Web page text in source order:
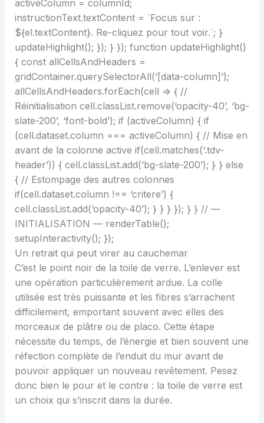
activeColumn = columnId;
instructionText.textContent = `Focus sur :
${el.textContent}. Re-cliquez pour tout voir.`; }
updateHighlight(); }); } }); function updateHighlight()
{ const allCellsAndHeaders =
gridContainer.querySelectorAll(‘[data-column]’);
allCellsAndHeaders.forEach(cell => { //
Réinitialisation cell.classList.remove(‘opacity-40’, ‘bg-
slate-200’, ‘font-bold’); if (activeColumn) { if
(cell.dataset.column === activeColumn) { // Mise en
avant de la colonne active if(cell.matches(‘.tdv-
header’)) { cell.classList.add(‘bg-slate-200’); } } else
{ // Estompage des autres colonnes
if(cell.dataset.column !== ‘critere’) {
cell.classList.add(‘opacity-40’); } } } }); } } // —
INITIALISATION — renderTable();
setupInteractivity(); });
Un retrait qui peut virer au cauchemar
C’est le point noir de la toile de verre. L’enlever est
une opération particulièrement ardue. La colle
utilisée est très puissante et les fibres s’arrachent
difficilement, emportant souvent avec elles des
morceaux de plâtre ou de placo. Cette étape
nécessite du temps, de l’énergie et bien souvent une
réfection complète de l’enduit du mur avant de
pouvoir appliquer un nouveau revêtement. Pesez
donc bien le pour et le contre : la toile de verre est
un choix qui s’inscrit dans la durée.